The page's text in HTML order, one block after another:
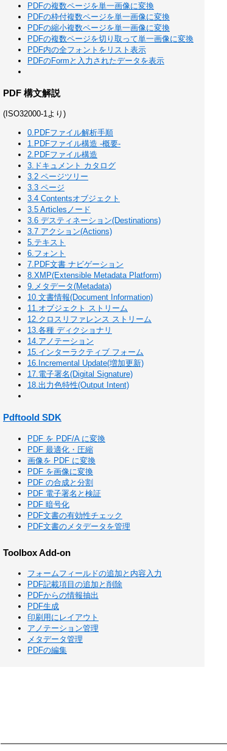
PDFの複数ページを単一画像に変換
PDFの枠付複数ページを単一画像に変換
PDFの縮小複数ページを単一画像に変換
PDFの複数ページを切り取って単一画像に変換
PDF内の全フォントをリスト表示
PDFのFormと入力されたデータを表示
PDF 構文解説
(ISO32000-1より)
0.PDFファイル解析手順
1.PDFファイル構造 -概要-
2.PDFファイル構造
3.ドキュメント カタログ
3.2 ページツリー
3.3 ページ
3.4 Contentsオブジェクト
3.5 Articlesノード
3.6 デスティネーション(Destinations)
3.7 アクション(Actions)
5.テキスト
6.フォント
7.PDF文書 ナビゲーション
8.XMP(Extensible Metadata Platform)
9.メタデータ(Metadata)
10.文書情報(Document Information)
11.オブジェクト ストリーム
12.クロスリファレンス ストリーム
13.各種 ディクショナリ
14.アノテーション
15.インターラクティブ フォーム
16.Incremental Update(増加更新)
17.電子署名(Digital Signature)
18.出力色特性(Output Intent)
Pdftoold SDK
PDF を PDF/A に変換
PDF 最適化・圧縮
画像を PDF に変換
PDF を画像に変換
PDF の合成と分割
PDF 電子署名と検証
PDF 暗号化
PDF文書の有効性チェック
PDF文書のメタデータを管理
Toolbox Add-on
フォームフィールドの追加と内容入力
PDF記載項目の追加と削除
PDFからの情報抽出
PDF生成
印刷用にレイアウト
アノテーション管理
メタデータ管理
PDFの編集